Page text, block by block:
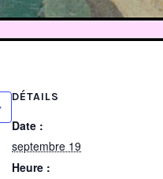
DÉTAILS
Date :
septembre 19
Heure :